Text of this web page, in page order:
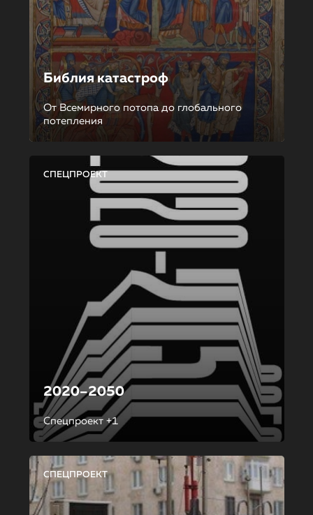
Библия катастроф
От Всемирного потопа до глобального
потепления
СПЕЦПРОЕКТ
2020–2050
Спецпроект +1
СПЕЦПРОЕКТ